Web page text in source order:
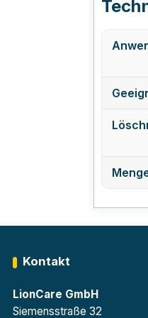
Kontakt
LionCare GmbH
Siemensstraße 32